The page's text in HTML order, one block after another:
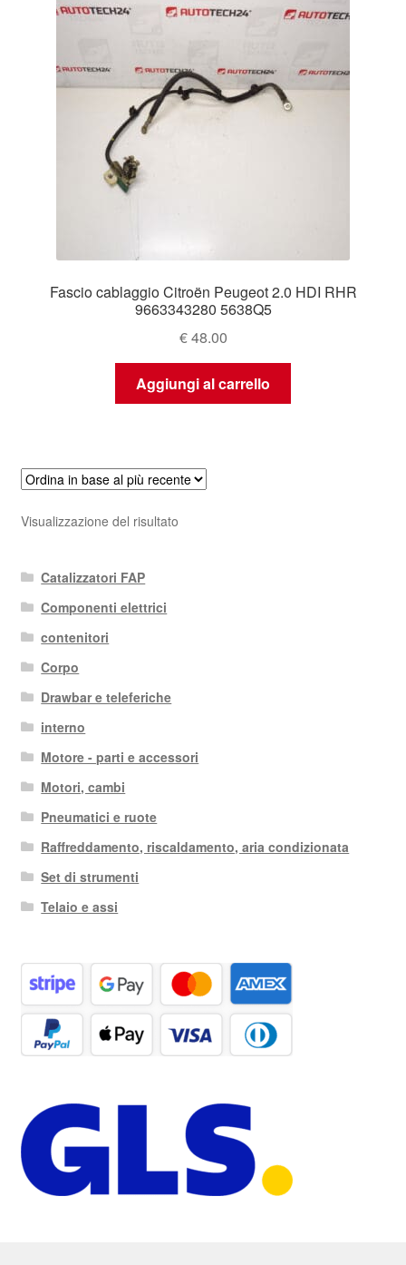
Fascio cablaggio Citroën Peugeot 2.0 HDI RHR
9663343280 5638Q5
€48.00
Aggiungi al carrello
Visualizzazione del risultato
Catalizzatori FAP
Componenti elettrici
contenitori
Corpo
Drawbar e teleferiche
interno
Motore - parti e accessori
Motori, cambi
Pneumatici e ruote
Raffreddamento, riscaldamento, aria condizionata
Set di strumenti
Telaio e assi